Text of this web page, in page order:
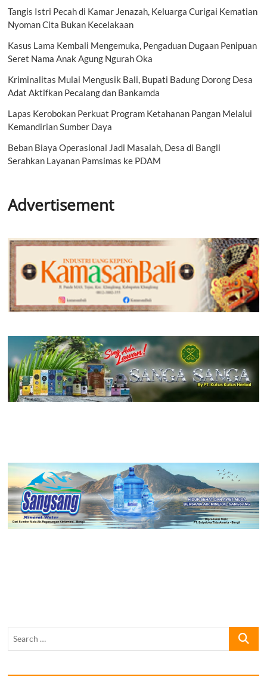
Tangis Istri Pecah di Kamar Jenazah, Keluarga Curigai Kematian
Nyoman Cita Bukan Kecelakaan
Kasus Lama Kembali Mengemuka, Pengaduan Dugaan Penipuan
Seret Nama Anak Agung Ngurah Oka
Kriminalitas Mulai Mengusik Bali, Bupati Badung Dorong Desa
Adat Aktifkan Pecalang dan Bankamda
Lapas Kerobokan Perkuat Program Ketahanan Pangan Melalui
Kemandirian Sumber Daya
Beban Biaya Operasional Jadi Masalah, Desa di Bangli
Serahkan Layanan Pamsimas ke PDAM
Advertisement
Search